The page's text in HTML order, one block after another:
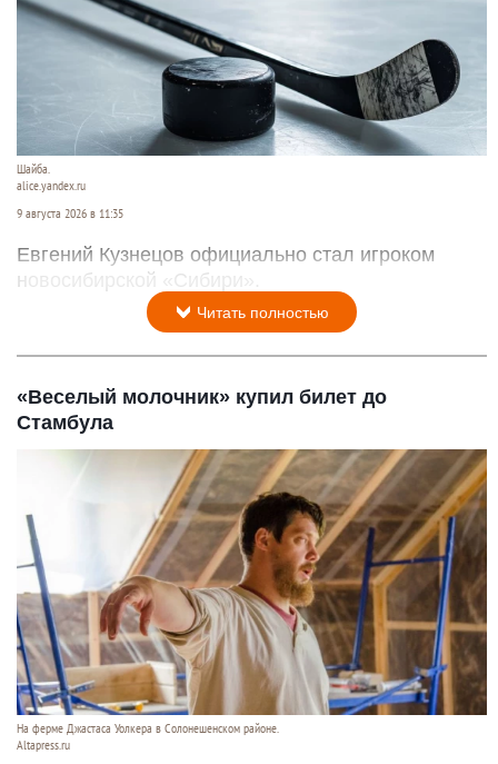
Шайба.
alice.yandex.ru
9 августа 2026 в 11:35
Евгений Кузнецов официально стал игроком
новосибирской «Сибири».
Читать полностью
«Веселый молочник» купил билет до
Стамбула
На ферме Джастаса Уолкера в Солонешенском районе.
Altapress.ru